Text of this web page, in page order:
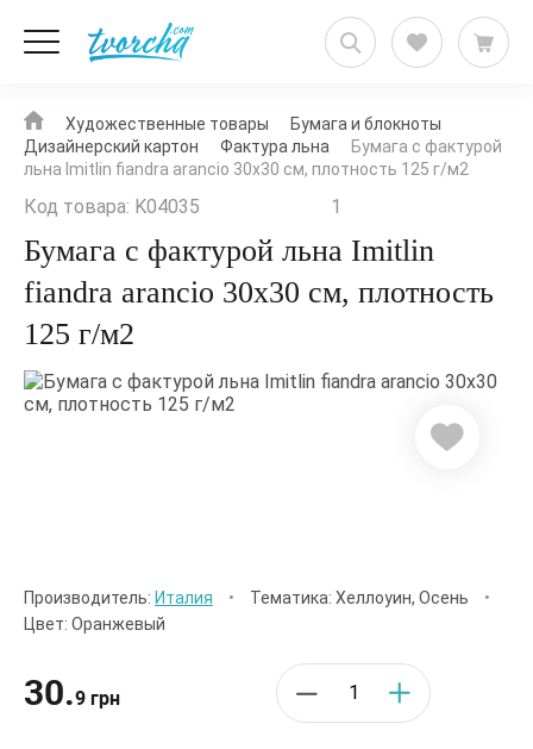
Художественные товары
Бумага и блокноты
Дизайнерский картон
Фактура льна
Бумага с фактурой
льна Imitlin fiandra arancio 30х30 см, плотность 125 г/м2
Код товара: K04035 1
Бумага с фактурой льна Imitlin
fiandra arancio 30х30 см, плотность
125 г/м2
Производитель: Италия • Тематика: Хеллоуин, Осень
•
Цвет: Оранжевый
30.9 грн